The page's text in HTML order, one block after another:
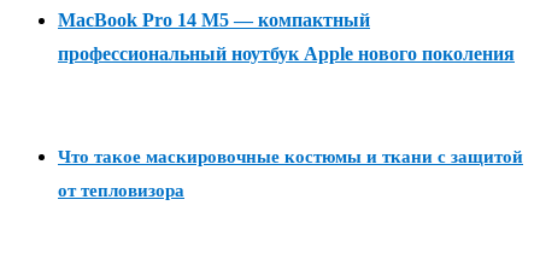
MacBook Pro 14 M5 — компактный
профессиональный ноутбук Apple нового поколения
Что такое маскировочные костюмы и ткани с защитой
от тепловизора